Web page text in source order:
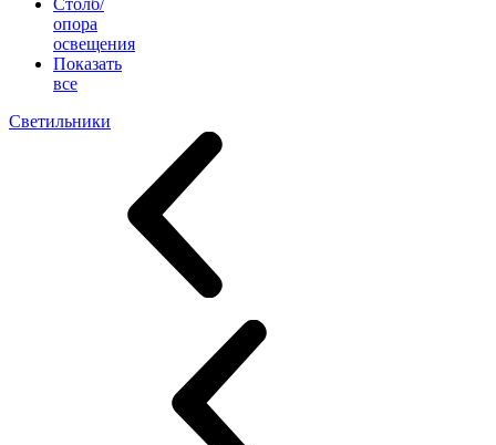
Столб/
опора
освещения
Показать
все
Светильники